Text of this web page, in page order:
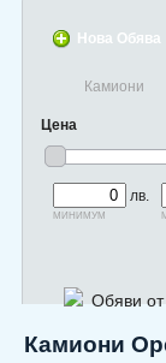
Нова Обява
Камиони
Цена
лв.
минимум
Обяви
Камиони